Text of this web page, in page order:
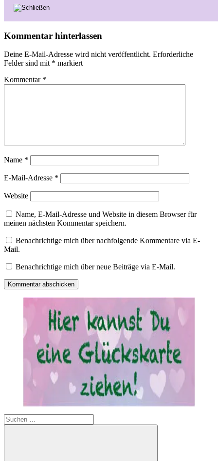
Kommentar hinterlassen
Deine E-Mail-Adresse wird nicht veröffentlicht. Erforderliche
Felder sind mit * markiert
Kommentar *
Name *
E-Mail-Adresse *
Website
Name, E-Mail-Adresse und Website in diesem Browser für
meinen nächsten Kommentar speichern.
Benachrichtige mich über nachfolgende Kommentare via E-
Mail.
Benachrichtige mich über neue Beiträge via E-Mail.
Suchen
nach: